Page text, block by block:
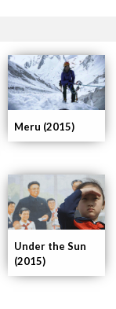
Under the Sun
(2015)
Meru (2015)